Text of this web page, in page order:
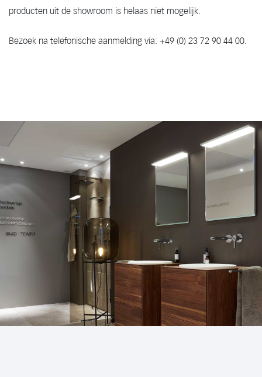
producten uit de showroom is helaas niet mogelijk.
Bezoek na telefonische aanmelding via: +49 (0) 23 72 90 44 00.